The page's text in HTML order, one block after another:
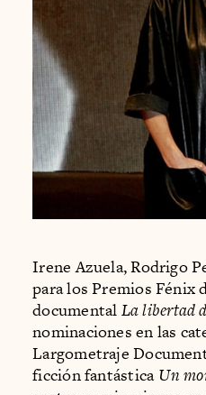
Irene Azuela, Rodrigo
para los Premios Fénix
documental La libertad
nominaciones en las
Largometraje
ficción fantástica Un